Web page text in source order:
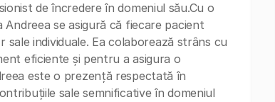
de încredere în domeniul său.Cu o
se asigură că fiecare pacient
individuale. Ea colaborează strâns cu
eficiente și pentru a asigura o
este o prezență respectată în
sale semnificative în domeniul